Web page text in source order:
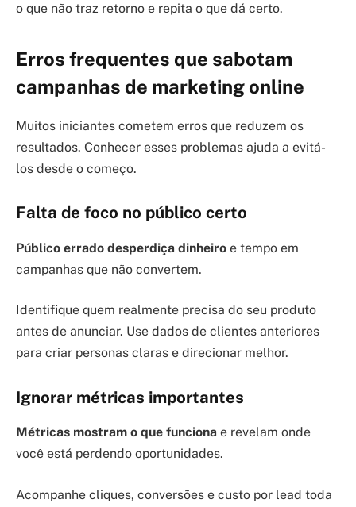
o que não traz retorno e repita o que dá certo.
Erros frequentes que sabotam
campanhas de marketing online
Muitos iniciantes cometem erros que reduzem os
resultados. Conhecer esses problemas ajuda a evitá-
los desde o começo.
Falta de foco no público certo
Público errado desperdiça dinheiro e tempo em
campanhas que não convertem.
Identifique quem realmente precisa do seu produto
antes de anunciar. Use dados de clientes anteriores
para criar personas claras e direcionar melhor.
Ignorar métricas importantes
Métricas mostram o que funciona e revelam onde
você está perdendo oportunidades.
Acompanhe cliques, conversões e custo por lead toda